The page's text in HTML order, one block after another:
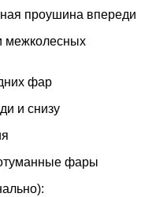
проушина впереди
межколесных
фар
и снизу
фары